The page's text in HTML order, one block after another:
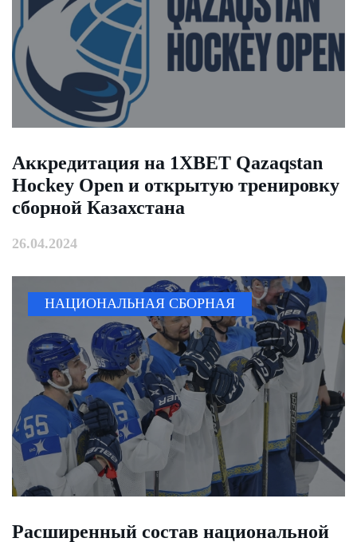
Аккредитация на 1XBET Qazaqstan
Hockey Open и открытую тренировку
сборной Казахстана
26.04.2024
НАЦИОНАЛЬНАЯ СБОРНАЯ
Расширенный состав национальной